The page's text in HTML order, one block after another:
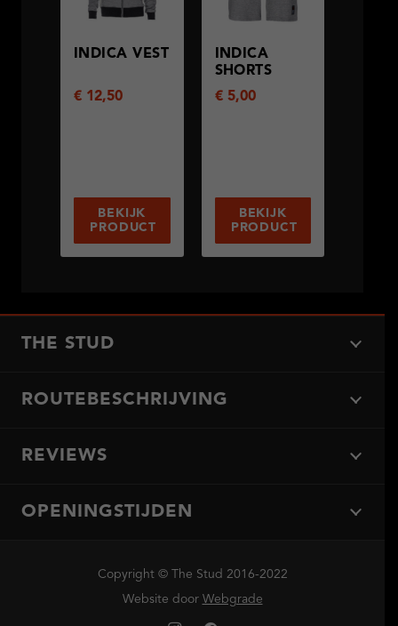
INDICA VEST
€ 12,50
BEKIJK
PRODUCT
INDICA
SHORTS
€5,00
BEKIJK
PRODUCT
THE STUD
ROUTEBESCHRIJVING
REVIEWS
OPENINGSTIJDEN
Copyright © The Stud 2016-2022
Website door Webgrade